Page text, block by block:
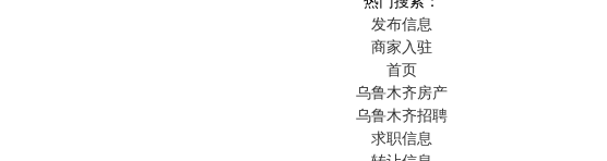
发布信息
商家入驻
首页
乌鲁木齐房产
乌鲁木齐招聘
求职信息